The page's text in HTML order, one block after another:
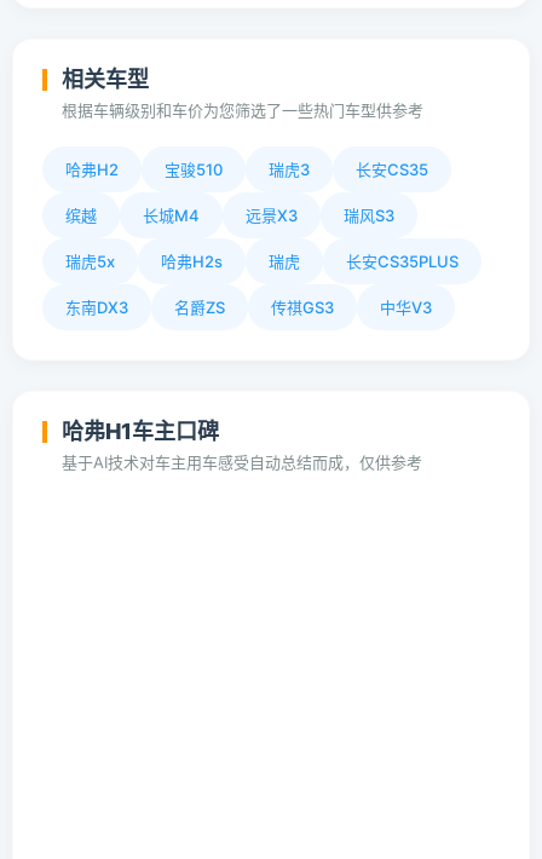
相关车型
根据车辆级别和车价为您筛选了一些热门车型供参考
哈弗H2 宝骏510 瑞虎3 长安CS35
缤越 长城M4 远景X3 瑞风S3
瑞虎5x 哈弗H2s 瑞虎 长安CS35PLUS
东南DX3 名爵ZS 传祺GS3 中华V3
哈弗H1车主口碑
基于AI技术对车主用车感受自动总结而成，仅供参考